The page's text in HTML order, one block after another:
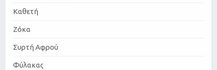
Καθετή
Ζόκα
Συρτή Αφρού
Φύλακας